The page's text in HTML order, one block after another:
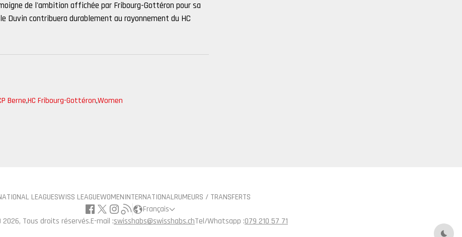
de l'ambition affichée par Fribourg-Gottéron pour sa
Duvin contribuera durablement au rayonnement du HC
Berne,HC Fribourg-Gottéron,Women
LEAGUESWISS LEAGUEWOMENINTERNATIONALRUMEURS / TRANSFERTS
Français
2026, Tous droits réservés.E-mail :swisshabs@swisshabs.chTel/Whatsapp :079 210 57 71